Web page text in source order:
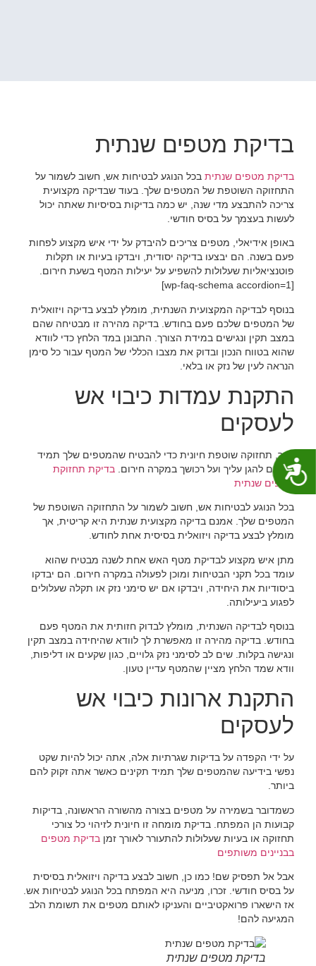
נגישות
בדיקת מטפים שנתית
בדיקת מטפים שנתית בכל הנוגע לבטיחות אש, חשוב לשמור על
התחזוקה השוטפת של המטפים שלך. בעוד שבדיקה מקצועית
צריכה להתבצע מדי שנה, יש כמה בדיקות בסיסיות שאתה יכול
לעשות בעצמך על בסיס חודשי.
באופן אידיאלי, מטפים צריכים להיבדק על ידי איש מקצוע לפחות
פעם בשנה. הם יבצעו בדיקה יסודית, ויבדקו בעיות או תקלות
פוטנציאליות שעלולות להשפיע על יעילות המטף בשעת חירום.
[wp-faq-schema accordion=1]
בנוסף לבדיקה המקצועית השנתית, מומלץ לבצע בדיקה ויזואלית
של המטפים שלכם פעם בחודש. בדיקה מהירה זו מבטיחה שהם
במצב תקין ונגישים במידת הצורך. התבונן במד הלחץ כדי לוודא
שהוא בטווח הנכון ובדוק את מצבו הכללי של המטף עבור כל סימן
הנראה לעין של נזק או בלאי.
התקנת עמדות כיבוי אש
לעסקים
זכור, תחזוקה שוטפת חיונית כדי להבטיח שהמטפים שלך תמיד
מוכנים להגן עליך ועל רכושך במקרה חירום.בדיקת תחזוקת
מטפים שנתית
בכל הנוגע לבטיחות אש, חשוב לשמור על התחזוקה השוטפת של
המטפים שלך. אמנם בדיקה מקצועית שנתית היא קריטית, אך
מומלץ לבצע בדיקה ויזואלית בסיסית אחת לחודש.
מתן איש מקצוע לבדיקת מטף האש אחת לשנה מבטיח שהוא
עומד בכל תקני הבטיחות ומוכן לפעולה במקרה חירום. הם יבדקו
ביסודיות את היחידה, ויבדקו אם יש סימני נזק או תקלה שעלולים
לפגוע ביעילותה.
בנוסף לבדיקה השנתית, מומלץ לבדוק חזותית את המטף פעם
בחודש. בדיקה מהירה זו מאפשרת לך לוודא שהיחידה במצב תקין
ונגישה בקלות. שים לב לסימני נזק גלויים, כגון שקעים או דליפות,
וודא שמד הלחץ מציין שהמטף עדיין טעון.
התקנת ארונות כיבוי אש
לעסקים
על ידי הקפדה על בדיקות שגרתיות אלה, אתה יכול להיות שקט
נפשי בידיעה שהמטפים שלך תמיד תקינים כאשר אתה זקוק להם
ביותר.
כשמדובר בשמירה על מטפים בצורה מהשורה הראשונה, בדיקות
קבועות הן המפתח. בדיקת מומחה זו חיונית לזיהוי כל צורכי
תחזוקה או בעיות שעלולות להתעורר לאורך זמןבדיקת מטפים
בבניינים משותפים
אבל אל תפסיק שם! כמו כן, חשוב לבצע בדיקה ויזואלית בסיסית
על בסיס חודשי. זכרו, מניעה היא המפתח בכל הנוגע לבטיחות אש.
אז הישארו פרואקטיביים והעניקו לאותם מטפים את תשומת הלב
המגיעה להם!
בדיקת מטפים שנתית